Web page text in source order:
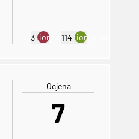
3 ion:minus
114 ion:plus
Ocjena
7